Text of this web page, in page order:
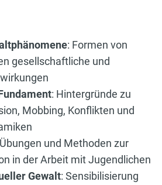
: Formen von
gesellschaftliche und
: Hintergründe zu
Mobbing, Konflikten und
und Methoden zur
in der Arbeit mit Jugendlichen
Gewalt: Sensibilisierung